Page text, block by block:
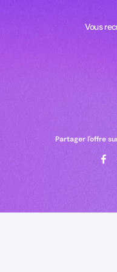
Vous
Vous recrutez ?
Partager l'offre